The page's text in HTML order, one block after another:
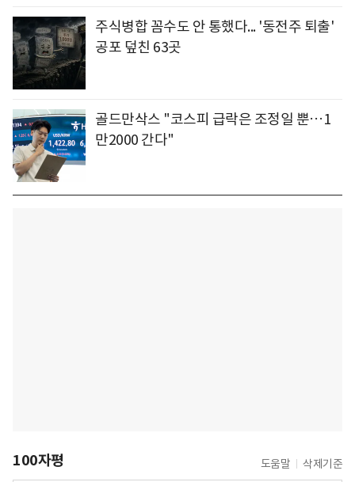
주식병합 꼼수도 안 통했다... '동전주 퇴출'
공포 덮친 63곳
골드만삭스 "코스피 급락은 조정일 뿐…1
만2000 간다"
100자평 도움말 삭제기준